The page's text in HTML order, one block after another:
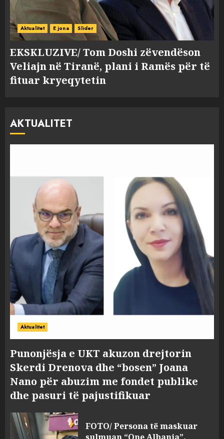
Aktualitet E jona Slider
EKSKLUZIVE/ Tom Doshi zëvendëson
Veliajn në Tiranë, plani i Ramës për të
fituar kryeqytetin
AKTUALITET
Aktualitet
Punonjësja e UKT akuzon drejtorin
Skerdi Drenova dhe “bosen” Joana
Nano për abuzim me fondet publike
dhe pasuri të pajustifikuar
FOTO/ Persona të maskuar